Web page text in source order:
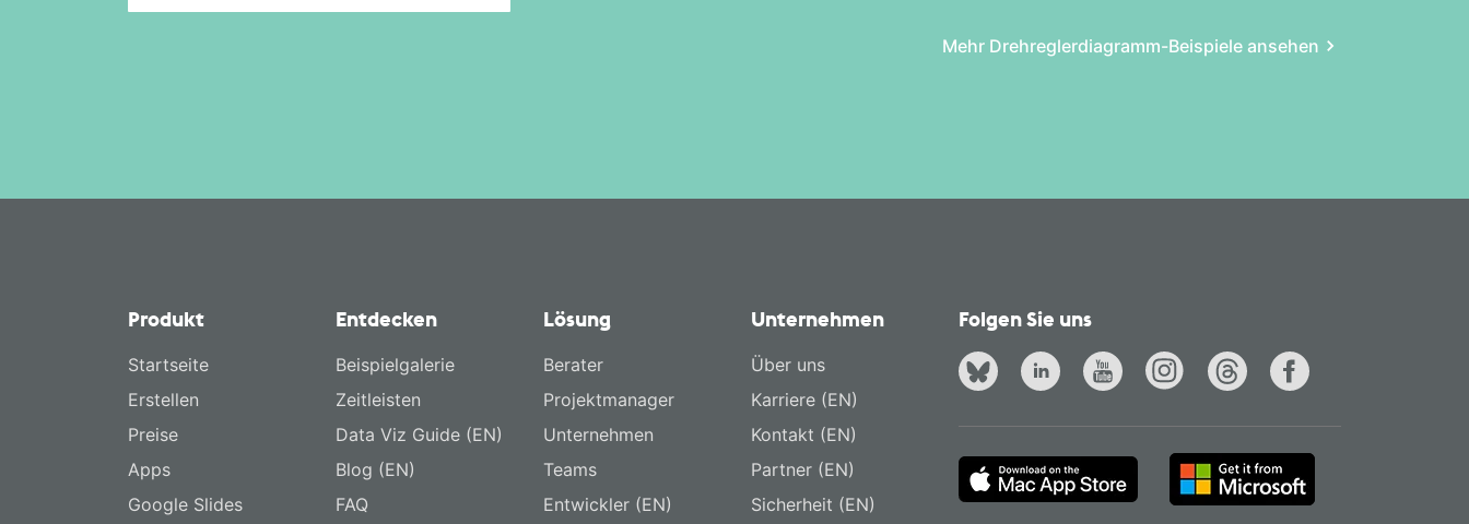
Mehr Drehregler­diagramm-Beispiele ansehen
Produkt
Startseite
Erstellen
Preise
Apps
Google Slides
Entdecken
Beispielgalerie
Zeitleisten
Data Viz Guide (EN)
Blog (EN)
FAQ
Lösung
Berater
Projektmanager
Unternehmen
Teams
Entwickler (EN)
Unternehmen
Über uns
Karriere (EN)
Kontakt (EN)
Partner (EN)
Sicherheit (EN)
Folgen Sie uns